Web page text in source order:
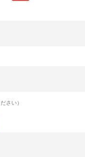
購入の方は
さい）